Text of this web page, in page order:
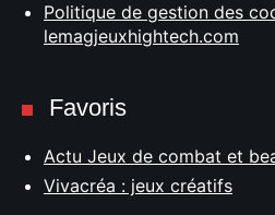
Politique de gestion des
lemagjeuxhightech.com
Favoris
Actu Jeux de combat et
Vivacréa : jeux créatifs